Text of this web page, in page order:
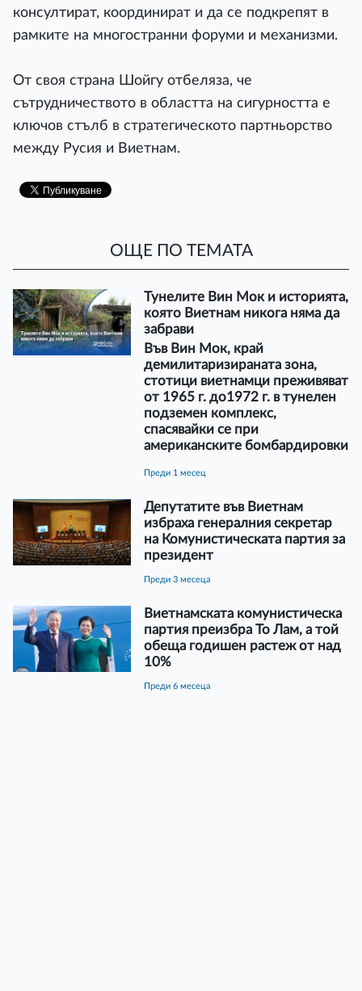
консултират, координират и да се подкрепят в
рамките на многостранни форуми и механизми.
От своя страна Шойгу отбеляза, че
сътрудничеството в областта на сигурността е
ключов стълб в стратегическото партньорство
между Русия и Виетнам.
ОЩЕ ПО ТЕМАТА
Тунелите Вин Мок и историята,
която Виетнам никога няма да
забрави
Във Вин Мок, край
демилитаризираната зона,
стотици виетнамци преживяват
от 1965 г. до1972 г. в тунелен
подземен комплекс,
спасявайки се при
американските бомбардировки
преди 1 месец
Депутатите във Виетнам
избраха генералния секретар
на Комунистическата партия за
президент
преди 3 месеца
Виетнамската комунистическа
партия преизбра То Лам, а той
обеща годишен растеж от над
10%
преди 6 месеца